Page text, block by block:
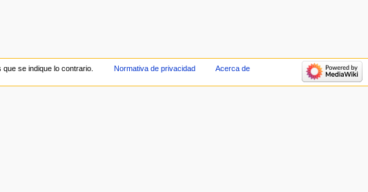
que se indique lo contrario. Normativa de privacidad
Acerca de